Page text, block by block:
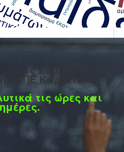
Συμβούλων
ΔΠΕ Καρδίτσας
τις ώρες και